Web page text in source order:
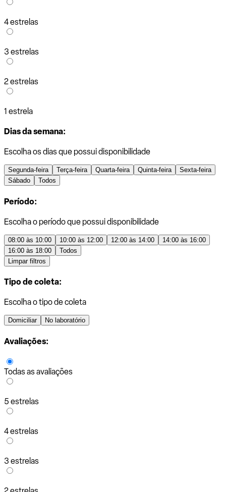
4 estrelas
3 estrelas
2 estrelas
1 estrela
Dias da semana:
Escolha os dias que possui disponibilidade
Segunda-feira Terça-feira Quarta-feira Quinta-feira
Sexta-feira
Sábado
Todos
Período:
Escolha o período que possui disponibilidade
08:00 às 10:00 10:00 às 12:00 12:00 às 14:00
14:00 às 16:00
16:00 às 18:00
Todos
Limpar filtros
Tipo de coleta:
Escolha o tipo de coleta
Domiciliar No laboratório
Avaliações:
Todas as avaliações
5 estrelas
4 estrelas
3 estrelas